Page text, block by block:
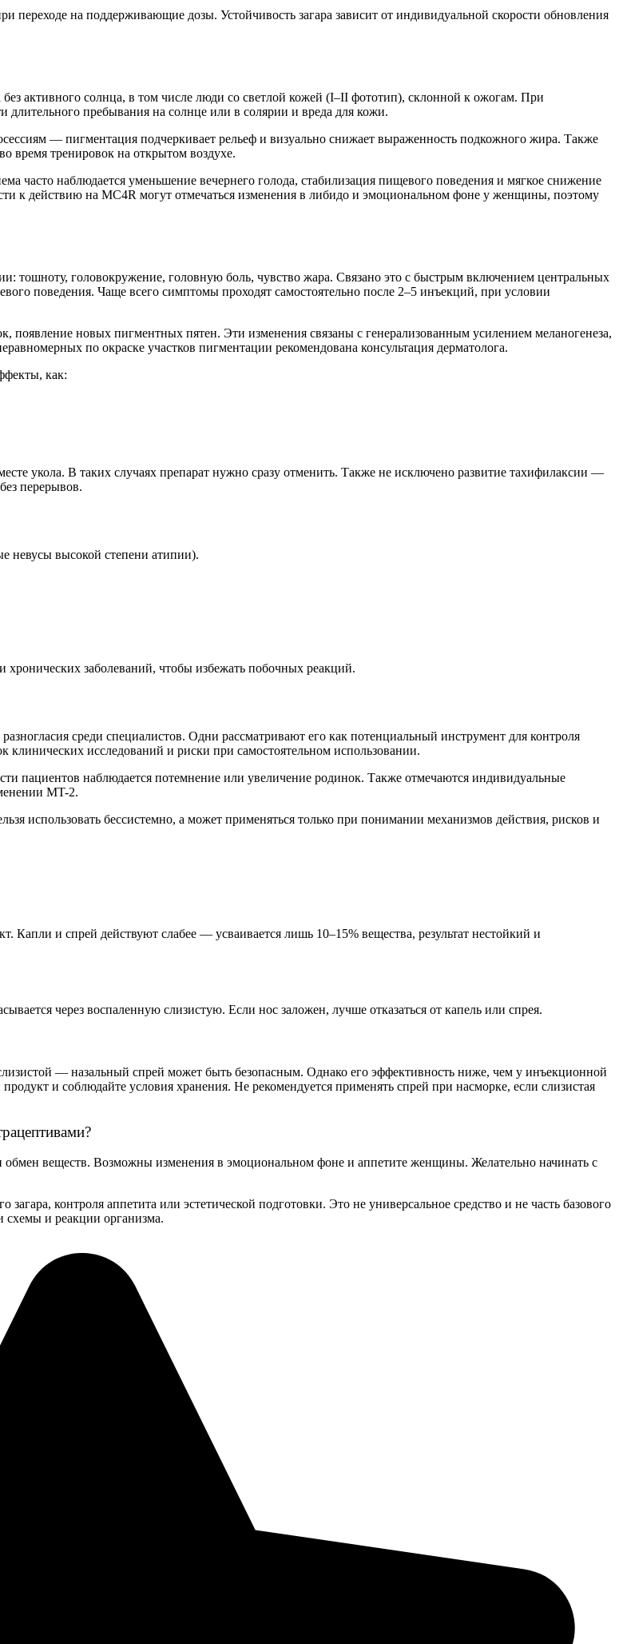
переходе на поддерживающие дозы. Устойчивость загара зависит от индивидуальной скорости обновления
активного солнца, в том числе люди со светлой кожей (I–II фототип), склонной к ожогам. При
длительного пребывания на солнце или в солярии и вреда для кожи.
— пигментация подчеркивает рельеф и визуально снижает выраженность подкожного жира. Также
время тренировок на открытом воздухе.
часто наблюдается уменьшение вечернего голода, стабилизация пищевого поведения и мягкое снижение
к действию на MC4R могут отмечаться изменения в либидо и эмоциональном фоне у женщины, поэтому
тошноту, головокружение, головную боль, чувство жара. Связано это с быстрым включением центральных
поведения. Чаще всего симптомы проходят самостоятельно после 2–5 инъекций, при условии
новых пигментных пятен. Эти изменения связаны с генерализованным усилением меланогенеза,
по окраске участков пигментации рекомендована консультация дерматолога.
как:
укола. В таких случаях препарат нужно сразу отменить. Также не исключено развитие тахифилаксии —
перерывов.
невусы высокой степени атипии).
хронических заболеваний, чтобы избежать побочных реакций.
среди специалистов. Одни рассматривают его как потенциальный инструмент для контроля
клинических исследований и риски при самостоятельном использовании.
пациентов наблюдается потемнение или увеличение родинок. Также отмечаются индивидуальные
MT-2.
использовать бессистемно, а может применяться только при понимании механизмов действия, рисков и
и спрей действуют слабее — усваивается лишь 10–15% вещества, результат нестойкий и
через воспаленную слизистую. Если нос заложен, лучше отказаться от капель или спрея.
— назальный спрей может быть безопасным. Однако его эффективность ниже, чем у инъекционной
и соблюдайте условия хранения. Не рекомендуется применять спрей при насморке, если слизистая
?
веществ. Возможны изменения в эмоциональном фоне и аппетите женщины. Желательно начинать с
загара, контроля аппетита или эстетической подготовки. Это не универсальное средство и не часть базового
схемы и реакции организма.